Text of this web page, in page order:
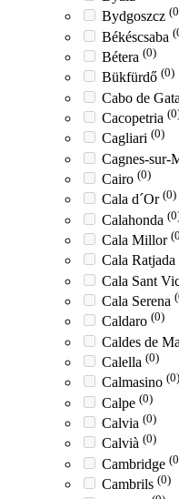
Bydgoszcz
Békéscsaba
Bétera (0)
Bükfürdő (0)
Cabo de Gata
Cacopetria
Cagliari (0)
Cagnes-sur-
Cairo (0)
Cala d´Or (0)
Calahonda
Cala Millor
Cala Ratjada
Cala Sant
Cala Serena
Caldaro (0)
Caldes de
Calella (0)
Calmasino (0)
Calpe (0)
Calvia (0)
Calvià (0)
Cambridge
Cambrils (0)